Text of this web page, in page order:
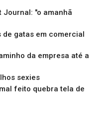
Journal: "o amanhã
de gatas em comercial
da empresa até a
sexies
feito quebra tela de